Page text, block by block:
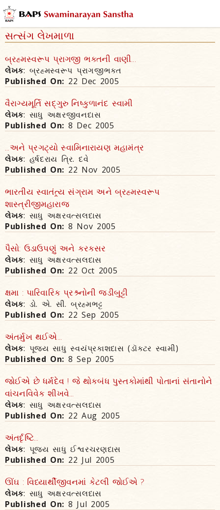
સત્સંગ લેખમાળા
બ્રહ્મસ્વરૂપ પ્રાગજી ભક્તની વાણી...
લેખક: બ્રહ્મસ્વરૂપ પ્રાગજીભક્ત
Published On: 22 Dec 2005
વૈરાગ્યમૂર્તિ સદ્‌ગુરુ નિષ્કુળાનંદ સ્વામી
લેખક: સાધુ અક્ષરજીવનદાસ
Published On: 8 Dec 2005
...અને પ્રગટ્યો સ્વામિનારાયણ મહામંત્ર
લેખક: હર્ષદરાય ત્રિ. દવે
Published On: 22 Nov 2005
ભારતીય સ્વાતંત્ર્ય સંગ્રામ અને બ્રહ્મસ્વરૂપ
શાસ્ત્રીજીમહારાજ
લેખક: સાધુ અક્ષરવત્સલદાસ
Published On: 8 Nov 2005
પૈસો: ઉડાઉપણું અને કરકસર
લેખક: સાધુ અક્ષરવત્સલદાસ
Published On: 22 Oct 2005
ક્ષમા : પારિવારિક પ્રશ્ર્નોની જડીબુટ્ટી
લેખક: ડો. એ. સી. બ્રહ્મભટ્ટ
Published On: 22 Sep 2005
અંતર્મુખ થઈએ...
લેખક: પૂજ્ય સાધુ સ્વયંપ્રકાશદાસ (ડૉક્ટર સ્વામી)
Published On: 8 Sep 2005
જોઈએ છે ધર્મદેવ ! જે થોકબંધ પુસ્તકોમાંથી પોતાનાં સંતાનોને
વાંચનવિવેક શીખવે...
લેખક: સાધુ અક્ષરવત્સલદાસ
Published On: 22 Aug 2005
અંતર્દૃષ્ટિ...
લેખક: પૂજ્ય સાધુ ઈશ્વરચરણદાસ
Published On: 22 Jul 2005
ઊંઘ : વિધ્યાર્થીજીવનમાં કેટલી જોઈએ ?
લેખક: સાધુ અક્ષરવત્સલદાસ
Published On: 8 Jul 2005